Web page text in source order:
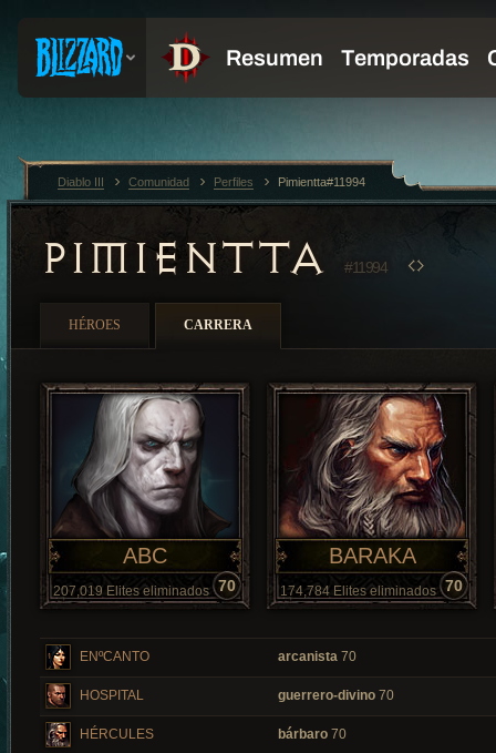
PIMIENTTA #11994
HÉROES CARRERA
ABC
207,019 Elites eliminados 70
BARAKA
174,784 Elites eliminados 70
ENºCANTO arcanista 70
HOSPITAL guerrero-divino 70
HÉRCULES bárbaro 70
Diablo III Comunidad Perfiles Pimientta#11994